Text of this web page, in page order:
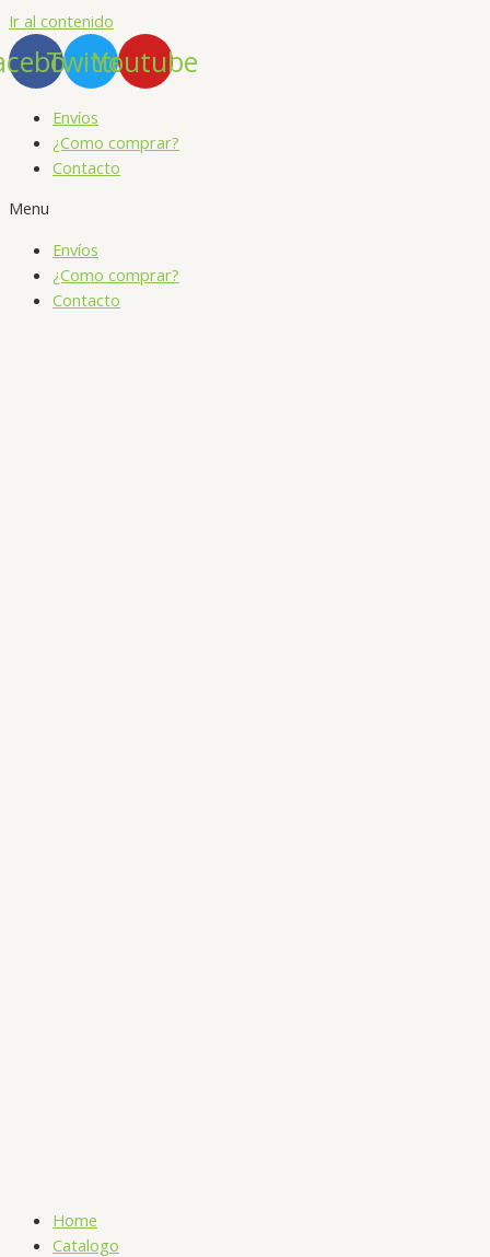
Ir al contenido
TwitterYoutube
Envíos
¿Como comprar?
Contacto
Menu
Envíos
¿Como comprar?
Contacto
Home
Catalogo